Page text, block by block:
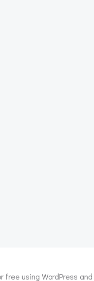
free using WordPress and